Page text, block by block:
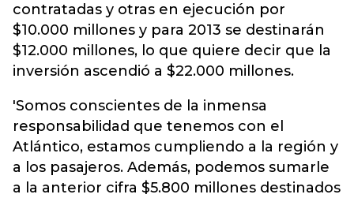
contratadas y otras en ejecución por
$10.000 millones y para 2013 se destinarán
$12.000 millones, lo que quiere decir que la
inversión ascendió a $22.000 millones.
'Somos conscientes de la inmensa
responsabilidad que tenemos con el
Atlántico, estamos cumpliendo a la región y
a los pasajeros. Además, podemos sumarle
a la anterior cifra $5.800 millones destinados